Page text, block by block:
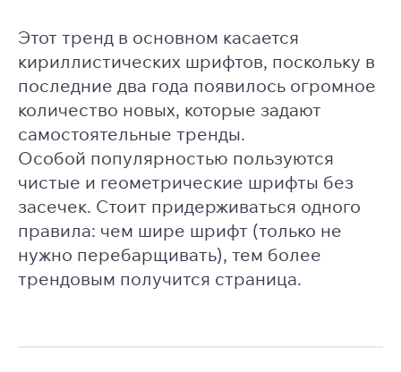
Этот тренд в основном касается
кириллистических шрифтов, поскольку в
последние два года появилось огромное
количество новых, которые задают
самостоятельные тренды.
Особой популярностью пользуются
чистые и геометрические шрифты без
засечек. Стоит придерживаться одного
правила: чем шире шрифт (только не
нужно перебарщивать), тем более
трендовым получится страница.